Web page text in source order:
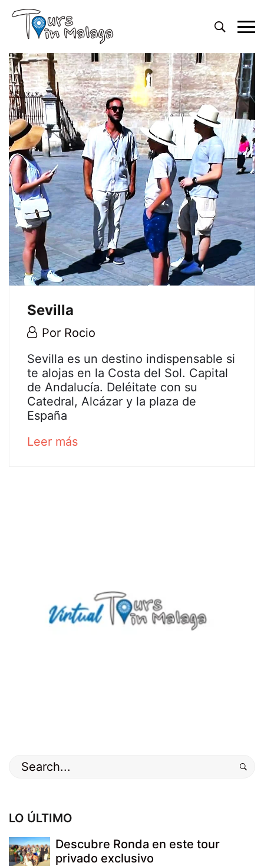
Primary
Sevilla
29
2020
Por Rocio
Sevilla
25
diciembre,
2020-
Sevilla es un destino indispensable si
te alojas en la Costa del Sol. Capital
de Andalucía. Deléitate con su
Catedral, Alcázar y la plaza de
España
Leer másabout
Buscar
por:
LO ÚLTIMO
Descubre Ronda en este tour
privado exclusivo